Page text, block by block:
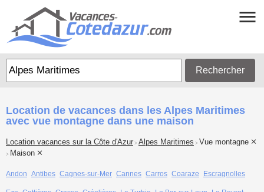
Rechercher
Location de vacances dans les Alpes Maritimes
avec vue montagne dans une maison
Location vacances sur la Côte d'Azur > Alpes Maritimes > Vue montagne
> Maison
Andon Antibes Cagnes-sur-Mer Cannes Carros Coaraze Escragnolles